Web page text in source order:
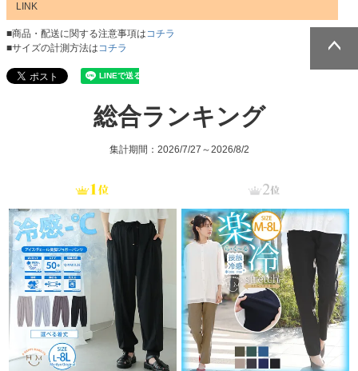
LINK
■商品・配送に関する注意事項はコチラ
■サイズの計測方法はコチラ
総合ランキング
集計期間：2026/7/27～2026/8/2